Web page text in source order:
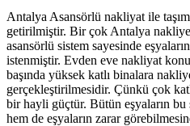
Antalya Asansörlü nakliyat ile
getirilmiştir. Bir çok Antalya
asansörlü sistem sayesinde
istenmiştir. Evden eve nakliyat
başında yüksek katlı binalara
gerçekleştirilmesidir. Çünkü çok
bir hayli güçtür. Bütün eşyaların bu
hem de eşyaların zarar